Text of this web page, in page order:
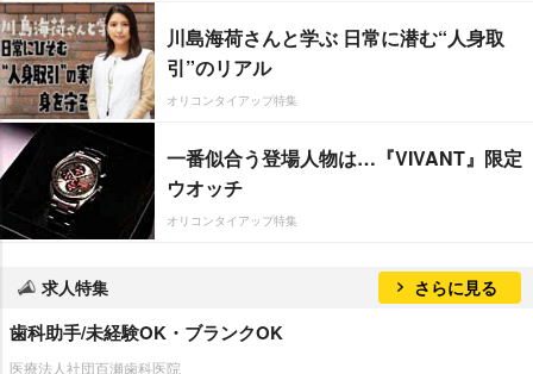
川島海荷さんと学ぶ 日常に潜む“人身取
引”のリアル
オリコンタイアップ特集
一番似合う登場人物は…『VIVANT』限定
ウオッチ
オリコンタイアップ特集
求人特集 さらに見る
歯科助手/未経験OK・ブランクOK
医療法人社団百瀬歯科医院